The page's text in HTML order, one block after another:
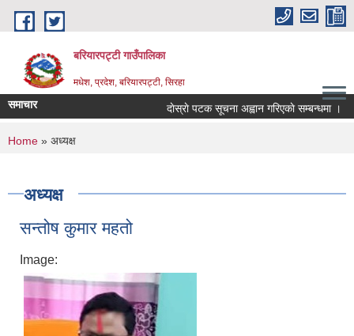
Skip to main content
बरियारपट्टी गाउँपालिका
मधेश, प्रदेश, बरियारपट्टी, सिरहा
समाचार दाेस्राे पटक सूचना अह्वान गरिएकाे सम्बन्धमा ।
You are here
Home » अध्यक्ष
अध्यक्ष
सन्तोष कुमार महतो
Image: